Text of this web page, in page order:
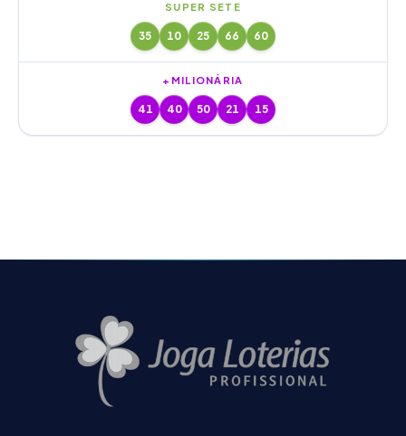
SUPER SETE
35 10 25 66 60
+MILIONÁRIA
41 40 50 21 15